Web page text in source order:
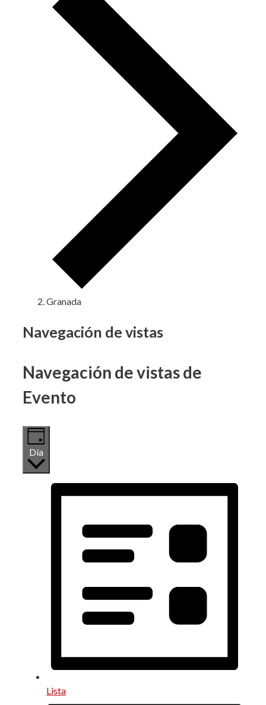
Granada
Eventos
23
mayo,
Navegación de vistas
Navegación de vistas de
Evento
Día
Lista